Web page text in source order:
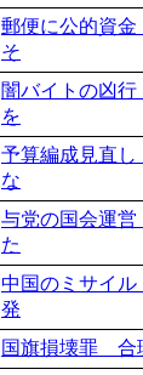
郵便に公的資
そ
闇バイトの凶
を
予算編成見直
な
与党の国会運
た
中国のミサイ
発
国旗損壊罪 合